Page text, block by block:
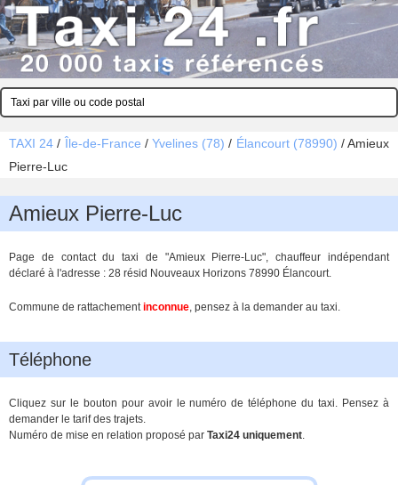
TAXI 24 / Île-de-France / Yvelines (78) / Élancourt (78990) /Amieux
Pierre-Luc
Amieux Pierre-Luc
Page de contact du taxi de "Amieux Pierre-Luc", chauffeur indépendant
déclaré à l'adresse : 28 résid Nouveaux Horizons 78990 Élancourt.
Commune de rattachementinconnue, pensez à la demander au taxi.
Téléphone
Cliquez sur le bouton pour avoir le numéro de téléphone du taxi. Pensez à
demander le tarif des trajets.
Numéro de mise en relation proposé par Taxi24 uniquement.